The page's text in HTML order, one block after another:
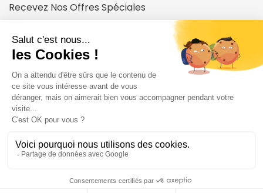
Recevez Nos Offres Spéciales
inscrivez vous et recevez un code pour votre première achat!
Vous pouvez vous désinscrire à tout moment.
© 2026 ADD FRUITS -By Add-Fruits